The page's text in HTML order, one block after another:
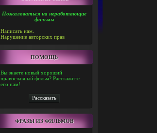
Пожаловаться на неработающие
фильмы
Написать нам.
Нарушение авторских прав
ПОМОЩЬ
Вы знаете новый хороший
православный фильм? Расскажите
его нам!
ФРАЗЫ ИЗ ФИЛЬМОВ